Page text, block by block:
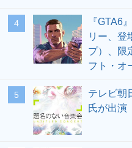
4
『GTA6
リー、登
プ）、限
フト・オ
5
テレビ朝
氏が出演